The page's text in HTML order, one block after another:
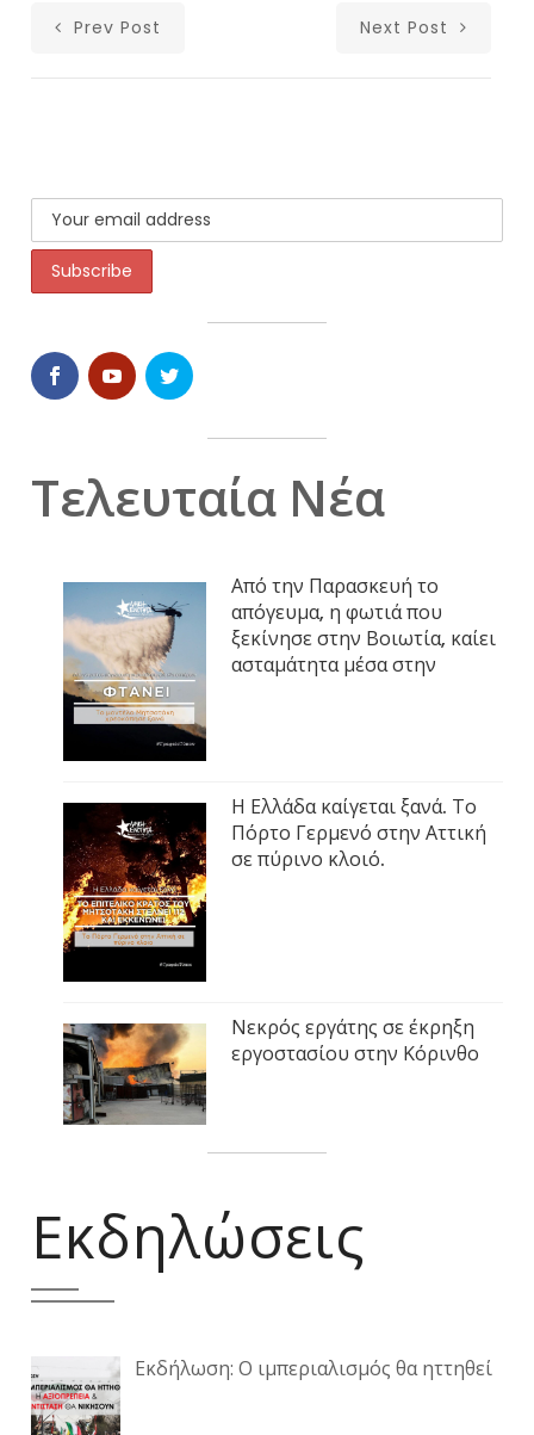
Prev Post Next Post
Τελευταία Νέα
Από την Παρασκευή το
απόγευμα, η φωτιά που
ξεκίνησε στην Βοιωτία, καίει
ασταμάτητα μέσα στην
Η Ελλάδα καίγεται ξανά. Το
Πόρτο Γερμενό στην Αττική
σε πύρινο κλοιό.
Νεκρός εργάτης σε έκρηξη
εργοστασίου στην Κόρινθο
Εκδηλώσεις
Εκδήλωση: Ο ιμπεριαλισμός θα ηττηθεί